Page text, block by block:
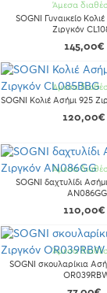
Άμεσα
SOGNI Γυναικείο
Ζιργκόν
145,00€
Άμεσα
SOGNI Κολιέ Ασήμι 925
120,00€
Άμεσα
SOGNI δαχτυλίδι
AN086GG
110,00€
Άμεσα
SOGNI σκουλαρίκια